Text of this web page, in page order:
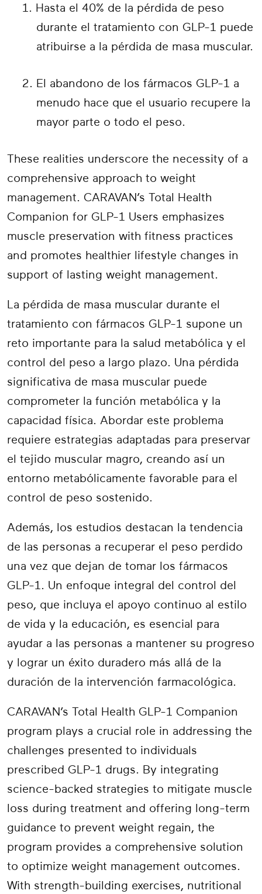
Hasta el 40% de la pérdida de peso
durante el tratamiento con GLP-1 puede
atribuirse a la pérdida de masa muscular.
El abandono de los fármacos GLP-1 a
menudo hace que el usuario recupere la
mayor parte o todo el peso.
These realities underscore the necessity of a
comprehensive approach to weight
management. CARAVAN’s Total Health
Companion for GLP-1 Users emphasizes
muscle preservation with fitness practices
and promotes healthier lifestyle changes in
support of lasting weight management.
La pérdida de masa muscular durante el
tratamiento con fármacos GLP-1 supone un
reto importante para la salud metabólica y el
control del peso a largo plazo. Una pérdida
significativa de masa muscular puede
comprometer la función metabólica y la
capacidad física. Abordar este problema
requiere estrategias adaptadas para preservar
el tejido muscular magro, creando así un
entorno metabólicamente favorable para el
control de peso sostenido.
Además, los estudios destacan la tendencia
de las personas a recuperar el peso perdido
una vez que dejan de tomar los fármacos
GLP-1. Un enfoque integral del control del
peso, que incluya el apoyo continuo al estilo
de vida y la educación, es esencial para
ayudar a las personas a mantener su progreso
y lograr un éxito duradero más allá de la
duración de la intervención farmacológica.
CARAVAN’s Total Health GLP-1 Companion
program plays a crucial role in addressing the
challenges presented to individuals
prescribed GLP-1 drugs. By integrating
science-backed strategies to mitigate muscle
loss during treatment and offering long-term
guidance to prevent weight regain, the
program provides a comprehensive solution
to optimize weight management outcomes.
With strength-building exercises, nutritional